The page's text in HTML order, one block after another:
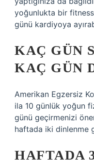
yoğunlukta bir fitness
günü kardiyoya
KAÇ GÜN
KAÇ GÜN
Amerikan Egzersiz
ila 10 günlük yoğun
günü geçirmenizi
haftada iki dinlenme
HAFTADA